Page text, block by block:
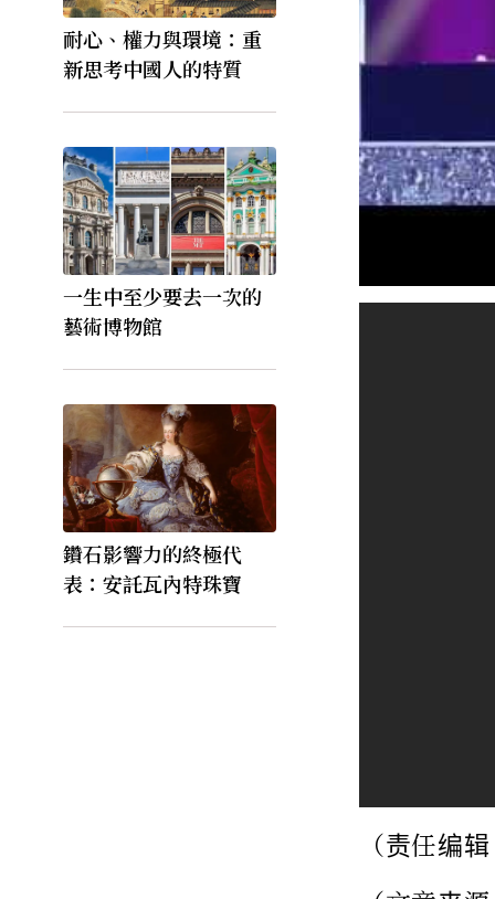
耐心、權力與環境：重
新思考中國人的特質
一生中至少要去一次的
藝術博物館
鑽石影響力的終極代
表：安託瓦內特珠寶
（责任编